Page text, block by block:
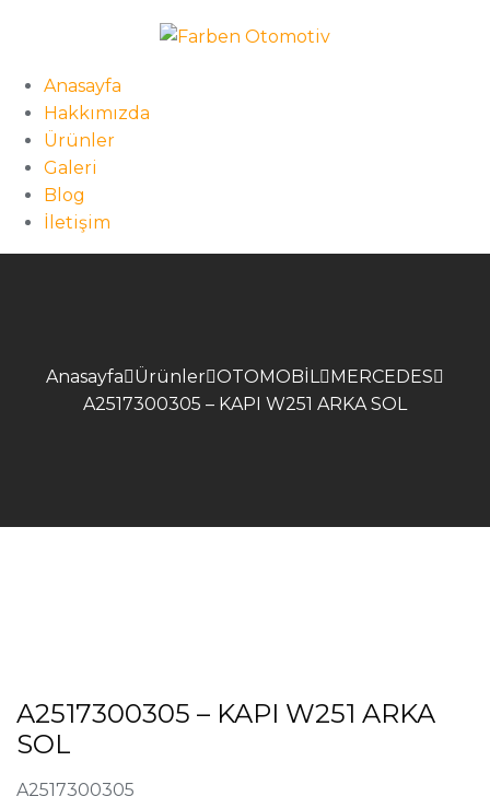
Anasayfa
Hakkımızda
Ürünler
Galeri
Blog
İletişim
Anasayfa Ürünler OTOMOBİL
MERCEDES
A2517300305 – KAPI W251 ARKA SOL
A2517300305 – KAPI W251 ARKA
SOL
A2517300305